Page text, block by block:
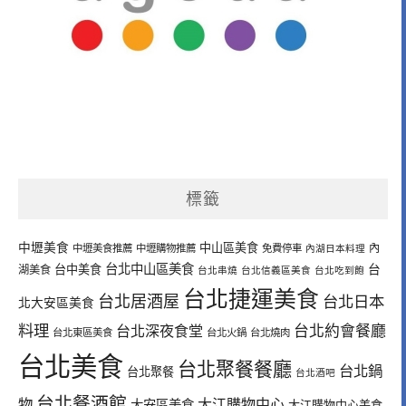
標籤
中壢美食 中壢美食推薦 中壢購物推薦 中山區美食 免費停車 內湖日本料理 內
湖美食 台中美食 台北中山區美食 台北串燒 台北信義區美食 台北吃到飽 台
北大安區美食 台北居酒屋 台北捷運美食 台北日本
料理 台北東區美食 台北深夜食堂 台北火鍋 台北燒肉 台北約會餐廳
台北美食 台北聚餐 台北聚餐餐廳 台北酒吧 台北鍋